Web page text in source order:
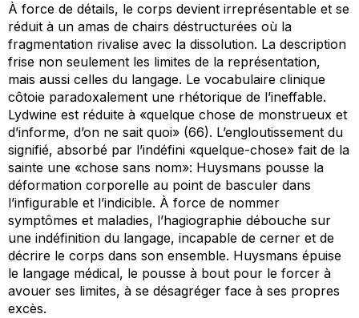
À force de détails, le corps devient irreprésentable et se
réduit à un amas de chairs déstructurées où la
fragmentation rivalise avec la dissolution. La description
frise non seulement les limites de la représentation,
mais aussi celles du langage. Le vocabulaire clinique
côtoie paradoxalement une rhétorique de l’ineffable.
Lydwine est réduite à «quelque chose de monstrueux et
d’informe, d’on ne sait quoi» (66). L’engloutissement du
signifié, absorbé par l’indéfini «quelque-chose» fait de la
sainte une «chose sans nom»: Huysmans pousse la
déformation corporelle au point de basculer dans
l’infigurable et l’indicible. À force de nommer
symptômes et maladies, l’hagiographie débouche sur
une indéfinition du langage, incapable de cerner et de
décrire le corps dans son ensemble. Huysmans épuise
le langage médical, le pousse à bout pour le forcer à
avouer ses limites, à se désagréger face à ses propres
excès.